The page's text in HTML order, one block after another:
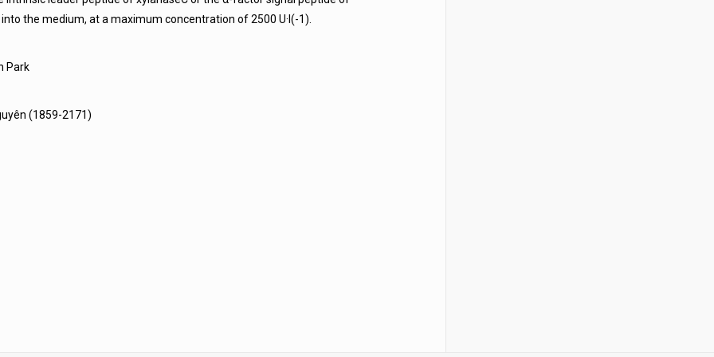
the medium, at a maximum concentration of 2500 U·l(-1).
Park
(1859-2171)